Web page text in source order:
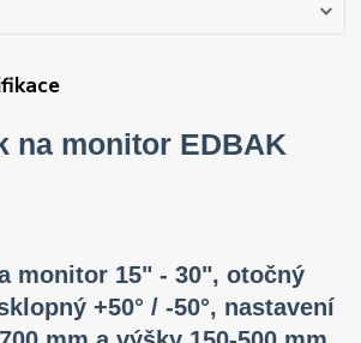
na monitor EDBAK
monitor 15" - 30", otočný
+50° / -50°, nastavení